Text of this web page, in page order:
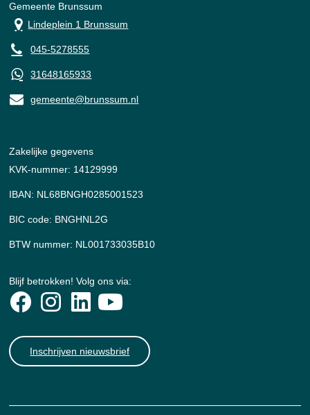
Gemeente Brunssum
Lindeplein 1 Brunssum
045-5278555
31648165933
gemeente@brunssum.nl
Zakelijke gegevens
KVK-nummer: 14129999
IBAN: NL68BNGH0285001523
BIC code: BNGHNL2G
BTW nummer: NL001733035B10
Blijf betrokken! Volg ons via:
Inschrijven nieuwsbrief